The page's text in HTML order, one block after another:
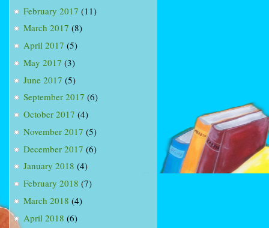
February 2017 (11)
March 2017 (8)
April 2017 (5)
May 2017 (3)
June 2017 (5)
September 2017 (6)
October 2017 (4)
November 2017 (5)
December 2017 (6)
January 2018 (4)
February 2018 (7)
March 2018 (4)
April 2018 (6)